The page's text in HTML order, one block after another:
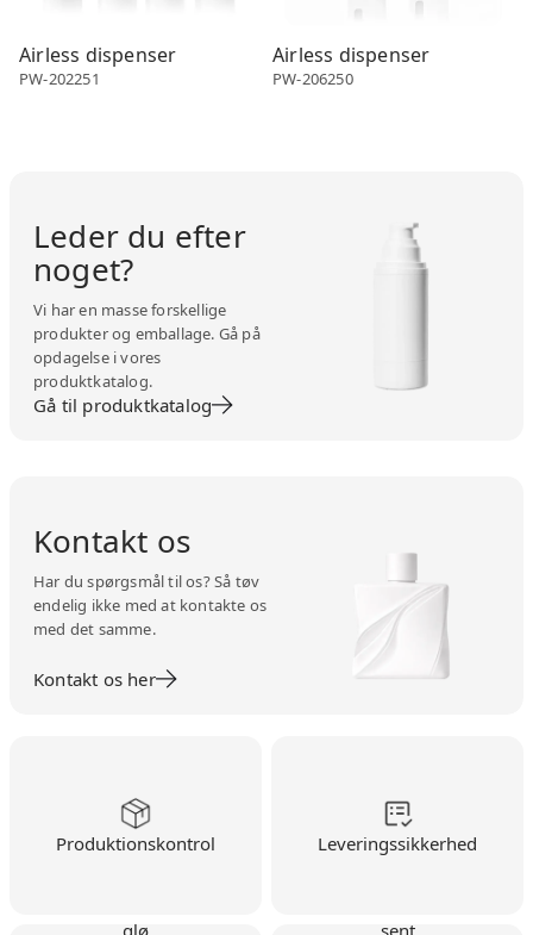
Airless dispenser
PW-202251
Airless dispenser
PW-206250
Leder du efter
noget?
Vi har en masse forskellige
produkter og emballage. Gå på
opdagelse i vores
produktkatalog.
Gå til produktkatalog
Kontakt os
Har du spørgsmål til os? Så tøv
endelig ikke med at kontakte os
med det samme.
Kontakt os her
Produktionskontrol Leveringssikkerhed